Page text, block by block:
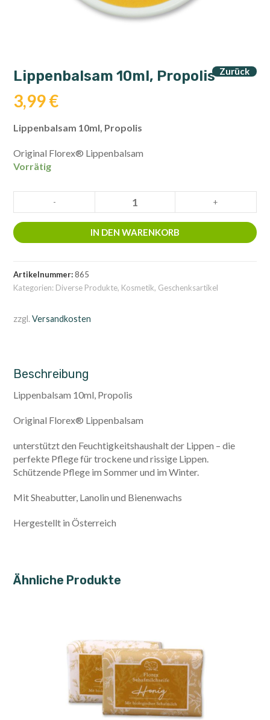
Zurück
Lippenbalsam 10ml, Propolis
3,99€
Lippenbalsam 10ml, Propolis
Original Florex® Lippenbalsam
Vorrätig
10ml,
Propolis
Menge
- +
IN DEN WARENKORB
Artikelnummer:865
Kategorien: Diverse Produkte, Kosmetik, Geschenksartikel
zzgl.Versandkosten
Beschreibung
Lippenbalsam 10ml, Propolis
Original Florex® Lippenbalsam
unterstützt den Feuchtigkeitshaushalt der Lippen – die
perfekte Pflege für trockene und rissige Lippen.
Schützende Pflege im Sommer und im Winter.
Mit Sheabutter, Lanolin und Bienenwachs
Hergestellt in Österreich
Ähnliche Produkte